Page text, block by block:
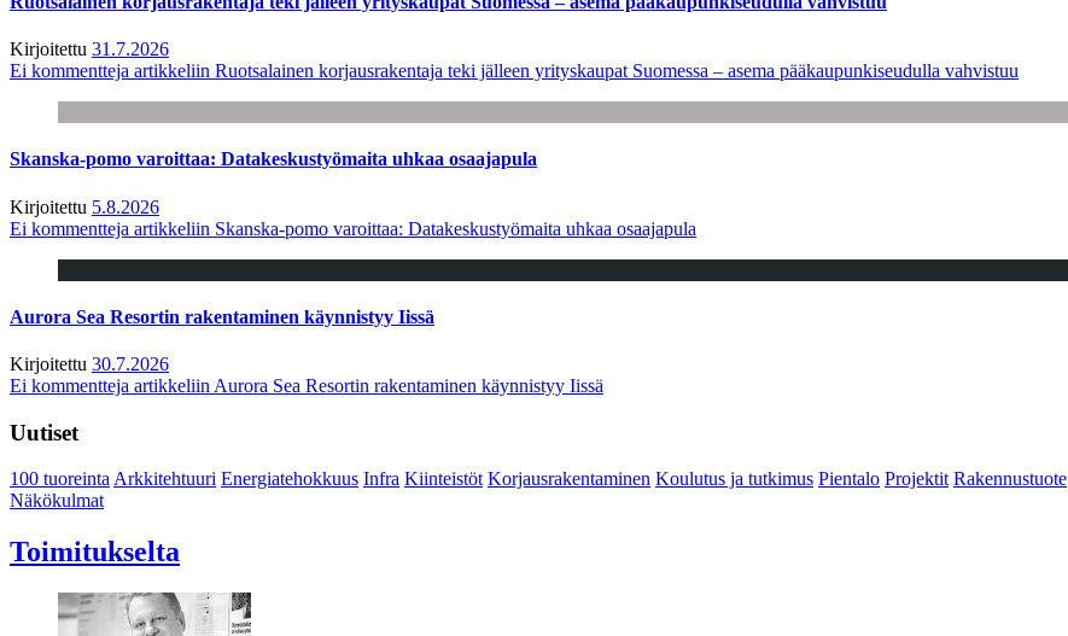
Kirjoitettu 31.7.2026
Ei kommentteja artikkeliin Ruotsalainen korjausrakentaja teki jälleen yrityskaupat Suomessa – asema pääkaupunkiseudulla vahvistuu
Skanska-pomo varoittaa: Datakeskustyömaita uhkaa osaajapula
Kirjoitettu 5.8.2026
Ei kommentteja artikkeliin Skanska-pomo varoittaa: Datakeskustyömaita uhkaa osaajapula
Aurora Sea Resortin rakentaminen käynnistyy Iissä
Kirjoitettu 30.7.2026
Ei kommentteja artikkeliin Aurora Sea Resortin rakentaminen käynnistyy Iissä
Uutiset
100 tuoreintaArkkitehtuuri Energiatehokkuus Infra Kiinteistöt Korjausrakentaminen Koulutus ja tutkimus Pientalo Projektit Rakennustuote
Näkökulmat
Toimitukselta